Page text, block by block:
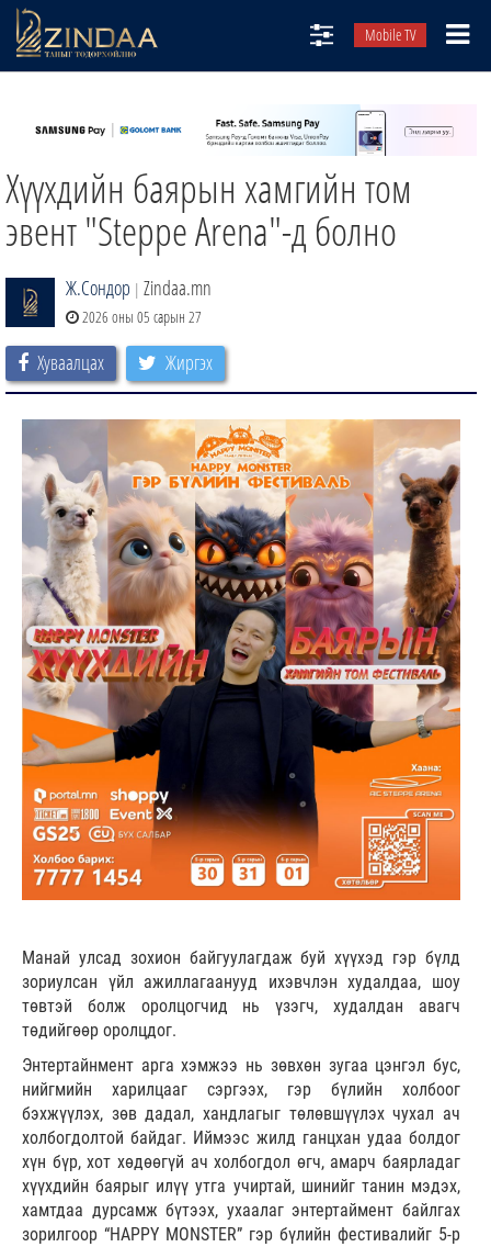
Mobile TV
ТВ8
ӨГЛӨӨНИЙ СОНИН
АУДИО ЗОХИОЛ
Хүүхдийн баярын хамгийн том
эвент "Steppe Arena"-д болно
Ж.Сондор | Zindaa.mn
2026 оны 05 сарын 27
Хуваалцах Жиргэх
Манай улсад зохион байгуулагдаж буй хүүхэд гэр бүлд
зориулсан үйл ажиллагаанууд ихэвчлэн худалдаа, шоу
төвтэй болж оролцогчид нь үзэгч, худалдан авагч
төдийгөөр оролцдог.
Энтертайнмент арга хэмжээ нь зөвхөн зугаа цэнгэл бус,
нийгмийн харилцааг сэргээх, гэр бүлийн холбоог
бэхжүүлэх, зөв дадал, хандлагыг төлөвшүүлэх чухал ач
холбогдолтой байдаг. Иймээс жилд ганцхан удаа болдог
хүн бүр, хот хөдөөгүй ач холбогдол өгч, амарч баярладаг
хүүхдийн баярыг илүү утга учиртай, шинийг танин мэдэх,
хамтдаа дурсамж бүтээх, ухаалаг энтертаймент байлгах
зорилгоор “HAPPY MONSTER” гэр бүлийн фестивалийг 5-р